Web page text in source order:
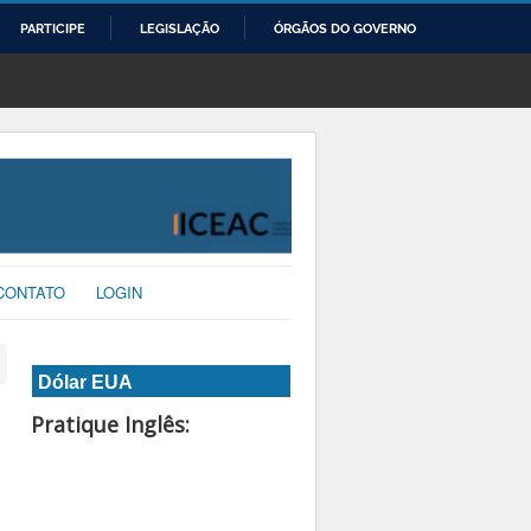
PARTICIPE LEGISLAÇÃO ÓRGÃOS DO GOVERNO
LOGIN
Dólar EUA
Pratique Inglês: